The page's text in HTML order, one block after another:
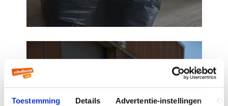
Toestemming Details Advertentie-instellingen